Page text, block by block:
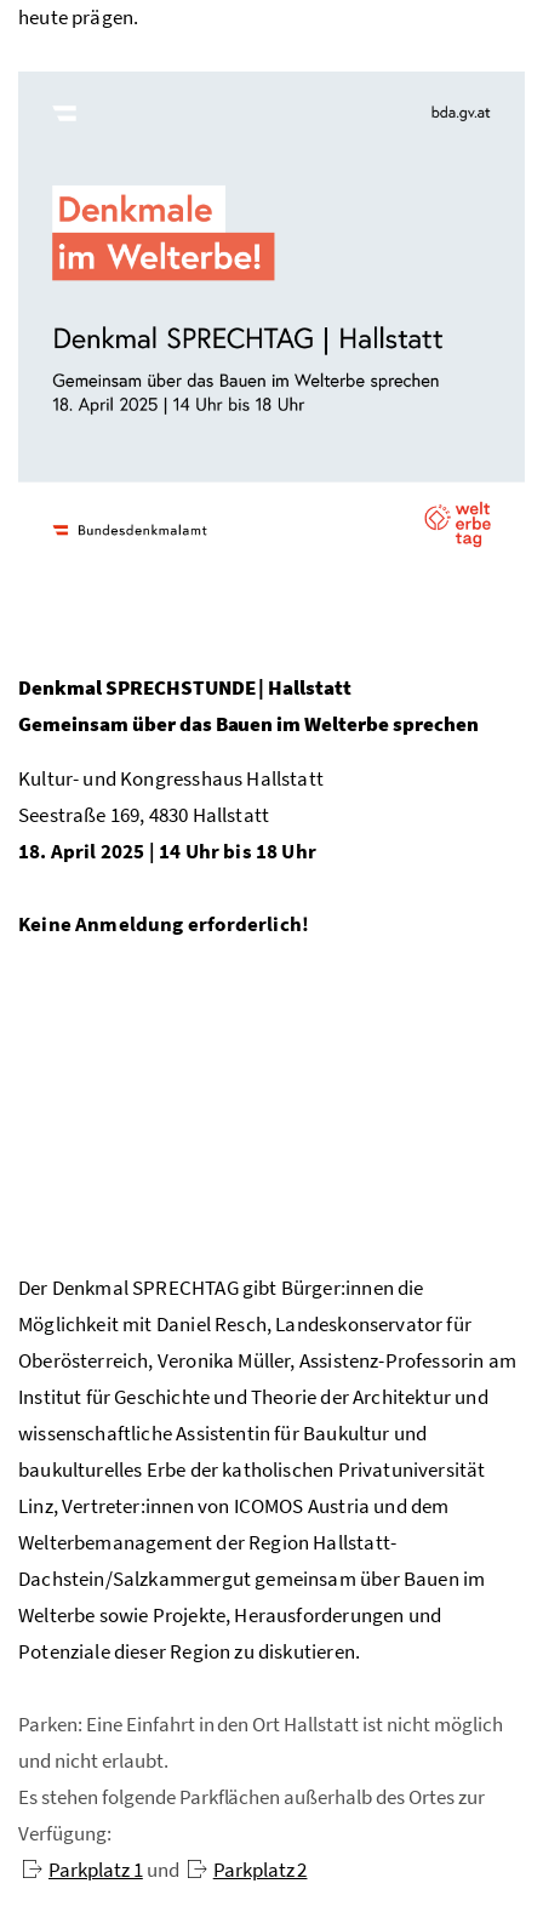
heute prägen.
Denkmal SPRECHSTUNDE | Hallstatt
Gemeinsam über das Bauen im Welterbe sprechen
Kultur- und Kongresshaus Hallstatt
Seestraße 169, 4830 Hallstatt
18. April 2025 | 14 Uhr bis 18 Uhr
Keine Anmeldung erforderlich!
Der Denkmal SPRECHTAG gibt Bürger:innen die
Möglichkeit mit Daniel Resch, Landeskonservator für
Oberösterreich, Veronika Müller, Assistenz-Professorin am
Institut für Geschichte und Theorie der Architektur und
wissenschaftliche Assistentin für Baukultur und
baukulturelles Erbe der katholischen Privatuniversität
Linz, Vertreter:innen von ICOMOS Austria und dem
Welterbemanagement der Region Hallstatt-
Dachstein/Salzkammergut gemeinsam über Bauen im
Welterbe sowie Projekte, Herausforderungen und
Potenziale dieser Region zu diskutieren.
Parken: Eine Einfahrt in den Ort Hallstatt ist nicht möglich
und nicht erlaubt.
Es stehen folgende Parkflächen außerhalb des Ortes zur
Verfügung:
Parkplatz 1und Parkplatz 2